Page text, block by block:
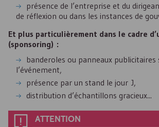
présence de l’entreprise et du
de réflexion ou dans les instances de
Et plus particulièrement dans le cadre
(sponsoring) :
banderoles ou panneaux publicitaires
l’événement,
présence par un stand le jour J,
distribution d’échantillons gracieux...
ATTENTION